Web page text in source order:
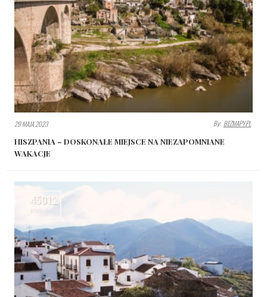
29 MAJA 2023 By: BEZMAPY.PL
HISZPANIA – DOSKONAŁE MIEJSCE NA NIEZAPOMNIANE
WAKACJE
45012
VIEWS